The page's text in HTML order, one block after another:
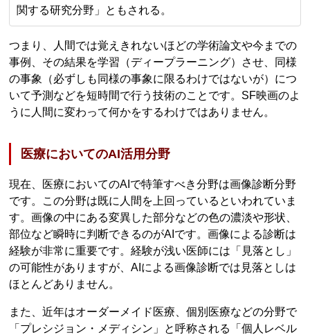
関する研究分野」ともされる。
つまり、人間では覚えきれないほどの学術論文や今までの
事例、その結果を学習（ディープラーニング）させ、同様
の事象（必ずしも同様の事象に限るわけではないが）につ
いて予測などを短時間で行う技術のことです。SF映画のよ
うに人間に変わって何かをするわけではありません。
医療においてのAI活用分野
現在、医療においてのAIで特筆すべき分野は画像診断分野
です。この分野は既に人間を上回っているといわれていま
す。画像の中にある変異した部分などの色の濃淡や形状、
部位など瞬時に判断できるのがAIです。画像による診断は
経験が非常に重要です。経験が浅い医師には「見落とし」
の可能性がありますが、AIによる画像診断では見落としは
ほとんどありません。
また、近年はオーダーメイド医療、個別医療などの分野で
「プレシジョン・メディシン」と呼称される「個人レベル